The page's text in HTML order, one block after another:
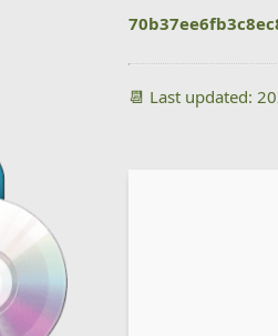
📆 Last updated: